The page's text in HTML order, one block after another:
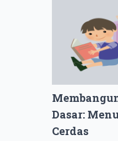
Dasar:
Cerdas